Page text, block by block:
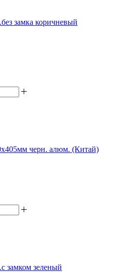
замка коричневый
черн. алюм. (Китай)
замком зеленый